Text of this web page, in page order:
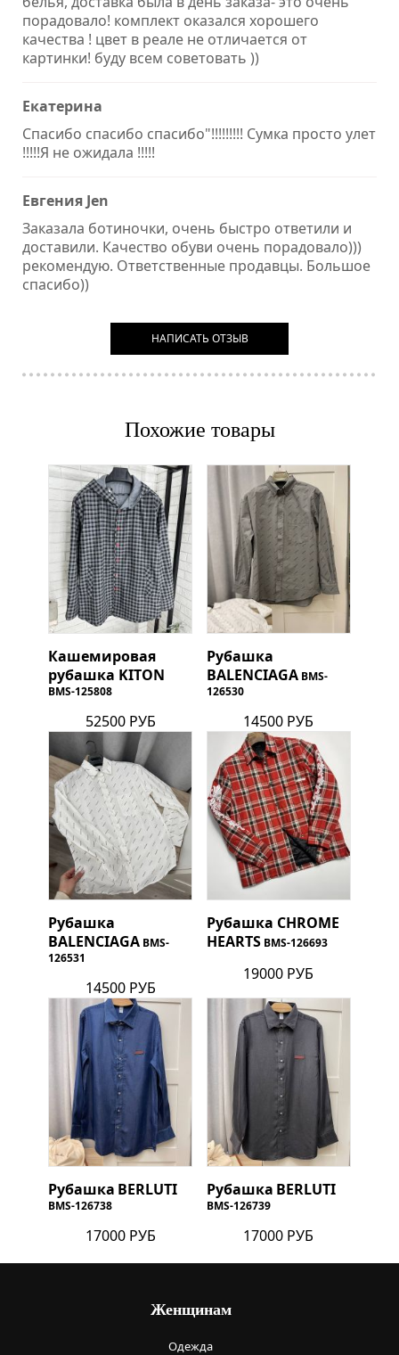
порадовало! комплект оказался хорошего
качества ! цвет в реале не отличается от
картинки! буду всем советовать ))
Екатерина
Спасибо спасибо спасибо"!!!!!!!!! Сумка просто улет
!!!!!Я не ожидала !!!!!
Евгения Jen
Заказала ботиночки, очень быстро ответили и
доставили. Качество обуви очень порадовало)))
рекомендую. Ответственные продавцы. Большое
спасибо))
НАПИСАТЬ ОТЗЫВ
Похожие товары
Кашемировая
рубашка KITON
BMS-125808
52500 РУБ
Рубашка
BALENCIAGA BMS-
126530
14500 РУБ
Рубашка
BALENCIAGA BMS-
126531
14500 РУБ
Рубашка CHROME
HEARTS BMS-126693
19000 РУБ
Рубашка BERLUTI
BMS-126738
17000 РУБ
Рубашка BERLUTI
BMS-126739
17000 РУБ
Женщинам
Одежда